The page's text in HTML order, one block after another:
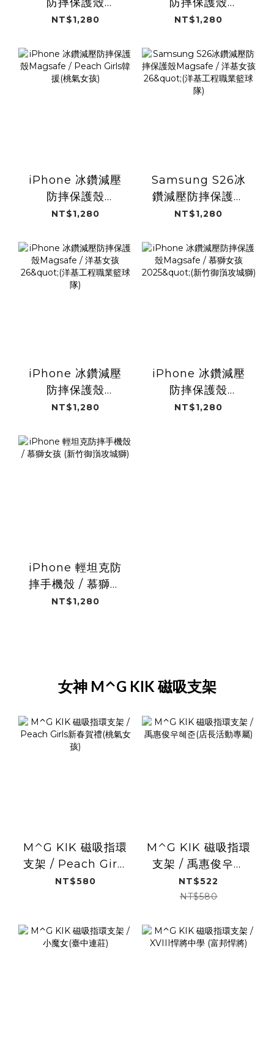
Magsafe / Peach
孩)
NT$1,280
Magsafe / Peach
NT$1,280
iPhone 冰鑽減壓
防摔保護殼
Magsafe / Peach
孩)
NT$1,280
Samsung S26冰
鑽減壓防摔保護殼
Magsafe / 洋基女
業籃球隊)
NT$1,280
iPhone 冰鑽減壓
防摔保護殼
Magsafe / 洋基女
業籃球隊)
NT$1,280
iPhone 冰鑽減壓
防摔保護殼
Magsafe / 慕獅女
NT$1,280
iPhone 輕坦克防
摔手機殼 / 慕獅女
孩 (新竹御嵿攻城
NT$1,280
女神 M⌃G KIK 磁吸支架
M⌃G KIK 磁吸指環
支架 / Peach Girls
新春賀禮(桃氣女孩)
NT$580
M⌃G KIK 磁吸指環
支架 / 禹惠俊우혜
준(店長活動專屬)
NT$522
NT$580